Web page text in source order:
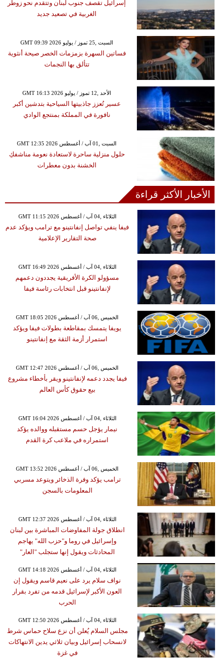
إسرائيل تقصف جنوب لبنان وتتقدم نحو زوطر
الغربية في تصعيد جديد
GMT 09:39 2026 السبت ,25 تموز / يوليو
فساتين السهرة بزمزمات الخصر صيحة أنثوية
تتألق بها النجمات
GMT 16:13 2026 الأحد ,12 تموز / يوليو
عسير تُعزز جاذبيتها السياحية بتدشين أكبر
نافورة في المملكة بمنتجع الوادي
GMT 12:35 2026 السبت ,01 آب / أغسطس
حلول منزلية ساحرة لاستعادة نعومة مناشفكِ
الخشنة بدون معطرات
الأخبار الأكثر قراءة
GMT 11:15 2026 الثلاثاء ,04 آب / أغسطس
فيفا ينفي تواصل إنفانتينو مع ترامب ويؤكد عدم
صحة التقارير الإعلامية
GMT 16:49 2026 الثلاثاء ,04 آب / أغسطس
مسؤولو الكرة الأفريقية يجددون دعمهم
لإنفانتينو قبل انتخابات رئاسة فيفا
GMT 18:05 2026 الخميس ,06 آب / أغسطس
يويفا يتمسك بمقاطعة بطولات فيفا ويؤكد
استمرار أزمة الثقة مع إنفانتينو
GMT 12:47 2026 الخميس ,06 آب / أغسطس
فيفا يجدد دعمه لإنفانتينو ويقر بأخطاء مشروع
بيع حقوق كأس العالم
GMT 16:04 2026 الثلاثاء ,04 آب / أغسطس
نيمار يؤجل حسم مستقبله ووالده يؤكد
استمراره في ملاعب كرة القدم
GMT 13:52 2026 الخميس ,06 آب / أغسطس
ترامب يؤكد وفرة الذخائر ويتوعد مسربي
المعلومات بالسجن
GMT 12:37 2026 الثلاثاء ,04 آب / أغسطس
انطلاق جولة المفاوضات المباشرة بين لبنان
وإسرائيل في روما و"حزب الله" يهاجم
المحادثات ويقول إنها ستجلب "العار"
GMT 14:18 2026 الثلاثاء ,04 آب / أغسطس
نواف سلام يرد على نعيم قاسم ويقول إن
العون الأكبر لإسرائيل قدمه من تفرد بقرار
الحرب
GMT 12:50 2026 الثلاثاء ,04 آب / أغسطس
مجلس السلام يُعلن أن نزع سلاح حماس شرط
لانسحاب إسرائيل وبيان ثلاثي يدين الانتهاكات
في غزة